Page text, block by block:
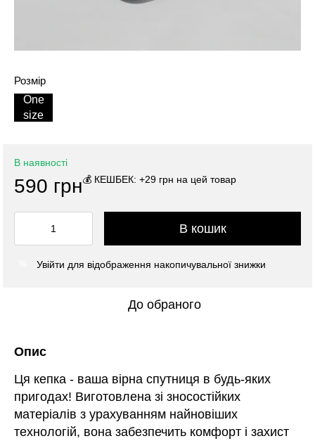
Розмір
One
size
В наявності
590 грн💰 КЕШБЕК: +29 грн на цей товар
В кошик
Увійти для відображення накопичувальної знижки
До обраного
Опис
Ця кепка - ваша вірна спутниця в будь-яких
пригодах! Виготовлена зі зносостійких
матеріалів з урахуванням найновіших
технологій, вона забезпечить комфорт і захист